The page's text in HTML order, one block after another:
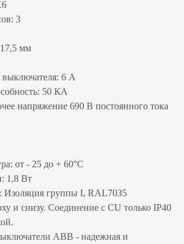
3
мм
6 А
50 КА
напряжение 690 В постоянного тока
от - 25 до + 60°С
1,8 Вт
Изоляция группы I, RAL7035
и снизу. Соединение с CU только IP40
ABB - надежная и